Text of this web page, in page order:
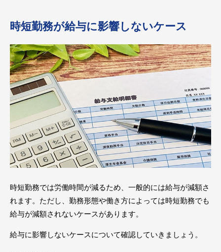
時短勤務が給与に影響しないケース
時短勤務では労働時間が減るため、一般的には給与が減額さ
れます。ただし、勤務形態や働き方によっては時短勤務でも
給与が減額されないケースがあります。
給与に影響しないケースについて確認していきましょう。